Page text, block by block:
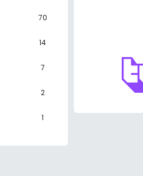
70
14
7
2
1